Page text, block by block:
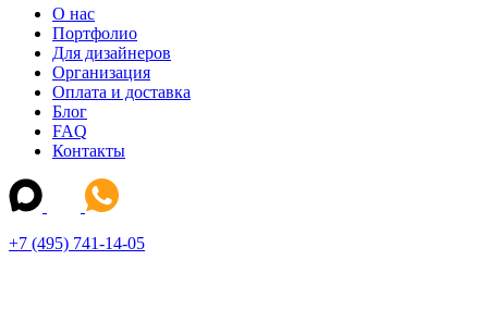
О нас
Портфолио
Для дизайнеров
Организация
Оплата и доставка
Блог
FAQ
Контакты
+7 (495) 741-14-05